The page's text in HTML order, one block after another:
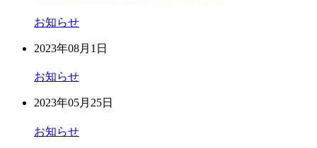
お知らせ
2023年08月1日
お知らせ
2023年05月25日
お知らせ